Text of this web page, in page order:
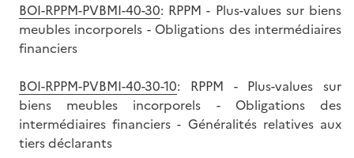
BOI-RPPM-PVBMI-40-30: RPPM - Plus-values sur biens
meubles incorporels - Obligations des intermédiaires
financiers
BOI-RPPM-PVBMI-40-30-10: RPPM - Plus-values sur
biens meubles incorporels - Obligations des
intermédiaires financiers - Généralités relatives aux
tiers déclarants